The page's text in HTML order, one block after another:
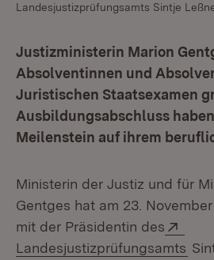
Landesjustizprüfungsamts Sintje
Justizministerin Marion
Absolventinnen und
Juristischen Staatsexamen
Ausbildungsabschluss
Meilenstein auf ihrem
Ministerin der Justiz und für
Gentges hat am 23.
mit der Präsidentin des
Landesjustizprüfungsamts